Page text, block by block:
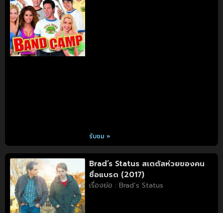
รับชม »
Brad’s Status สเตตัสห่วยของคน
ชื่อแบรด (2017)
เรื่องย่อ : Brad’s Status